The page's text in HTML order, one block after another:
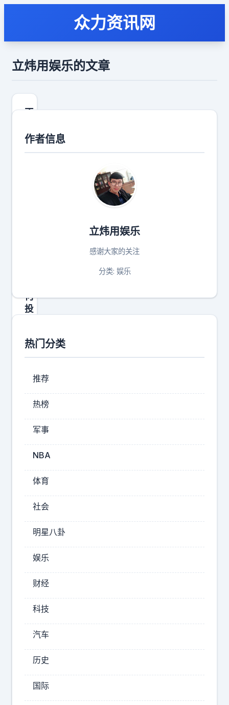
众力资讯网
立炜用娱乐的文章
不
不
何
投
绝
对
本
铁
律
。
长
期
、
复
利
重
、
约
运
08-
08:11
懂
不
作者信息
立炜用娱乐
感谢大家的关注
分类: 娱乐
热门分类
推荐
热榜
军事
NBA
体育
社会
明星八卦
娱乐
财经
科技
汽车
历史
国际